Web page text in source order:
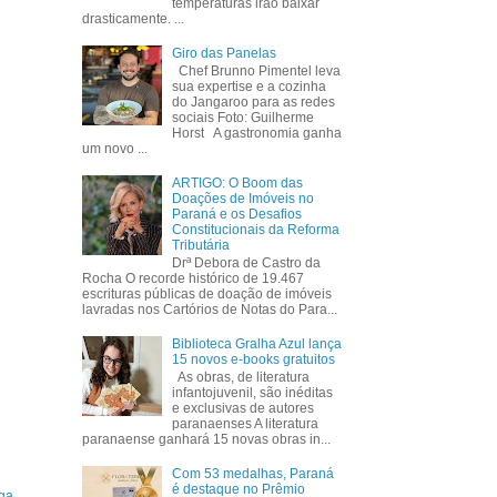
temperaturas irão baixar
drasticamente. ...
Giro das Panelas
Chef Brunno Pimentel leva
sua expertise e a cozinha
do Jangaroo para as redes
sociais Foto: Guilherme
Horst A gastronomia ganha
um novo ...
ARTIGO: O Boom das
Doações de Imóveis no
Paraná e os Desafios
Constitucionais da Reforma
Tributária
Drª Debora de Castro da
Rocha O recorde histórico de 19.467
escrituras públicas de doação de imóveis
lavradas nos Cartórios de Notas do Para...
Biblioteca Gralha Azul lança
15 novos e-books gratuitos
As obras, de literatura
infantojuvenil, são inéditas
e exclusivas de autores
paranaenses A literatura
paranaense ganhará 15 novas obras in...
Com 53 medalhas, Paraná
é destaque no Prêmio